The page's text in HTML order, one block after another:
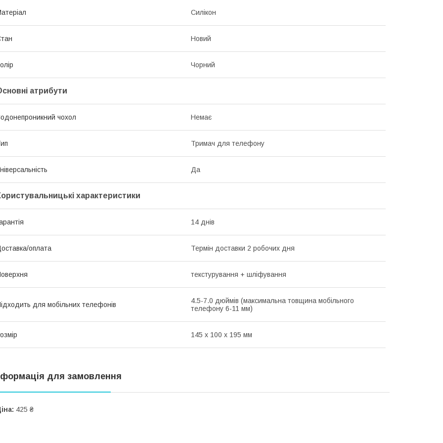
Силікон
Новий
Чорний
атрибути
чохол Немає
Тримач для телефону
Да
характеристики
14 днів
оплата Термін доставки 2 робочих дня
текстурування + шліфування
для мобільних телефонів
4.5-7.0 дюймів (максимальна товщина мобільного
телефону 6-11 мм)
145 х 100 х 195 мм
для замовлення
425 ₴